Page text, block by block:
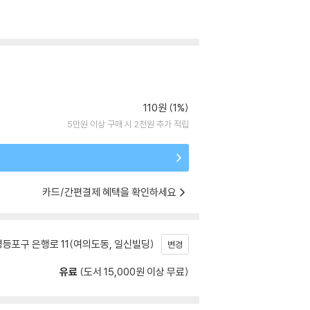
110원 (1%)
5만원 이상 구매 시 2천원 추가 적립
카드/간편결제 혜택을 확인하세요
포구 은행로 11(여의도동, 일신빌딩) 변경
유료 (도서 15,000원 이상 무료)